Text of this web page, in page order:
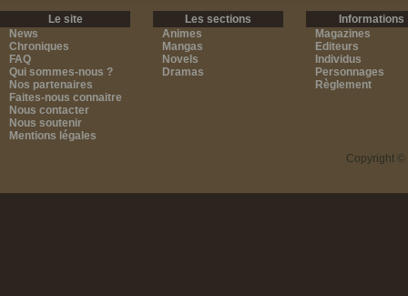
Le site
News
Chroniques
FAQ
Qui sommes-nous ?
Nos partenaires
Faites-nous connaitre
Nous contacter
Nous soutenir
Mentions légales
Les sections
Animes
Mangas
Novels
Dramas
Informations
Magazines
Editeurs
Individus
Personnages
Règlement
Copyright ©